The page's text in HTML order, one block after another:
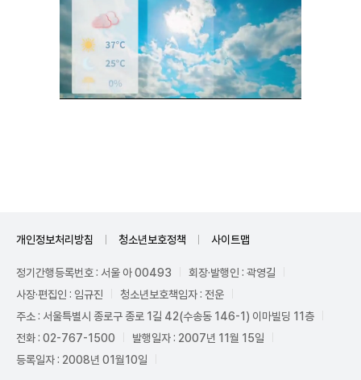
개인정보처리방침 청소년보호정책 사이트맵
정기간행등록번호 : 서울 아 00493
회장·발행인 : 곽영길
사장·편집인 : 임규진
청소년보호책임자 : 전운
주소 : 서울특별시 종로구 종로 1길 42(수송동 146-1) 이마빌딩 11층
전화 : 02-767-1500
발행일자 : 2007년 11월 15일
등록일자 : 2008년 01월10일